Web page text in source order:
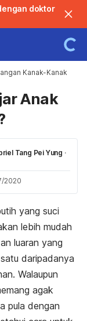
doktor
Kanak-Kanak
Anak
Tang Pei Yung ·
2020
yang suci
lebih mudah
luaran yang
daripadanya
Walaupun
agak
pula dengan